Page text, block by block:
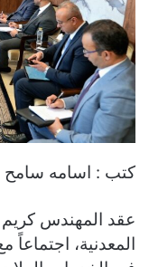
كتب : اسامه سامح
عقد المهندس كريم
المعدنية،